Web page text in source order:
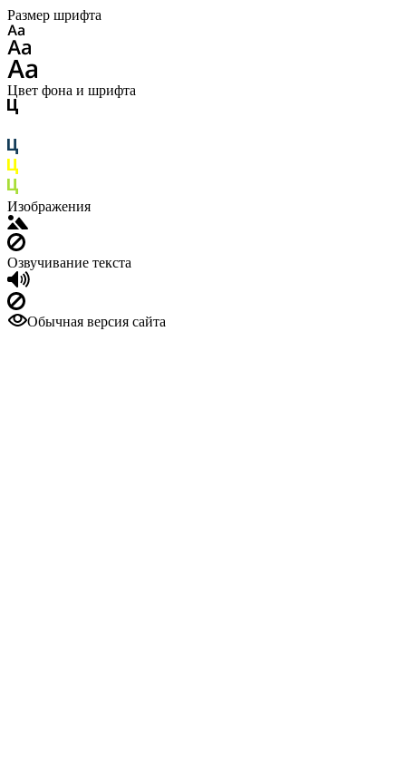
Размер шрифта
Цвет фона и шрифта
Изображения
Озвучивание текста
Обычная версия сайта